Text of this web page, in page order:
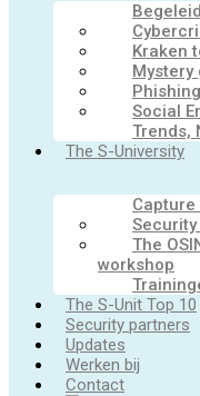
Kraken
Mystery
Social
Trends,
The S-University
Capture
The
workshop
The S-Unit Top 10
Security partners
Updates
Werken bij
Contact